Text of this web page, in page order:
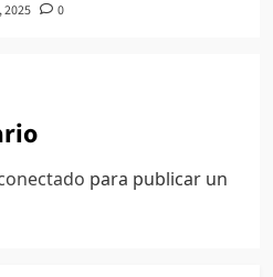
2025 0
para publicar un